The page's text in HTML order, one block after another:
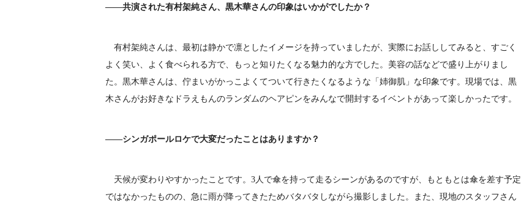
――共演された有村架純さん、黒木華さんの印象はいかがでしたか？
有村架純さんは、最初は静かで凛としたイメージを持っていましたが、実際にお話ししてみると、すごく
よく笑い、よく食べられる方で、もっと知りたくなる魅力的な方でした。美容の話などで盛り上がりまし
た。黒木華さんは、佇まいがかっこよくてついて行きたくなるような「姉御肌」な印象です。現場では、黒
木さんがお好きなドラえもんのランダムのヘアピンをみんなで開封するイベントがあって楽しかったです。
――シンガポールロケで大変だったことはありますか？
天候が変わりやすかったことです。3人で傘を持って走るシーンがあるのですが、もともとは傘を差す予定
ではなかったものの、急に雨が降ってきたためバタバタしながら撮影しました。また、現地のスタッフさん